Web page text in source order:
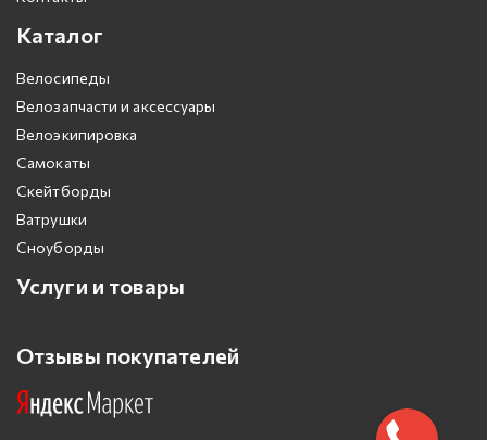
Каталог
Велосипеды
Велозапчасти и аксессуары
Велоэкипировка
Самокаты
Скейтборды
Ватрушки
Сноуборды
Услуги и товары
Отзывы покупателей